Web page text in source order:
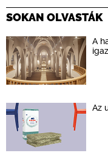
SOKAN OLVASTÁK
A
Az